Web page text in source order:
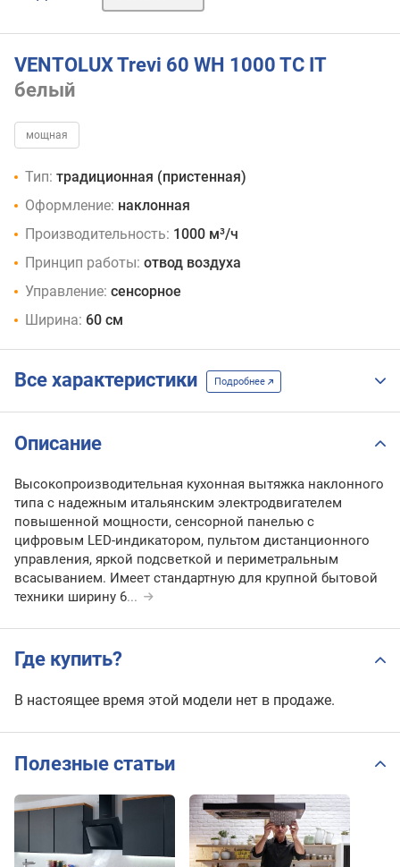
VENTOLUX Trevi 60 WH 1000 TC IT
белый
мощная
Тип: традиционная (пристенная)
Оформление: наклонная
Производительность: 1000 м³/ч
Принцип работы: отвод воздуха
Управление: сенсорное
Ширина: 60 см
Все характеристики Подробнее
Описание
Высокопроизводительная кухонная вытяжка наклонного
типа с надежным итальянским электродвигателем
повышенной мощности, сенсорной панелью с
цифровым LED-индикатором, пультом дистанционного
управления, яркой подсветкой и периметральным
всасыванием. Имеет стандартную для крупной бытовой
техники ширину 6...
Где купить?
В настоящее время этой модели нет в продаже.
Полезные статьи